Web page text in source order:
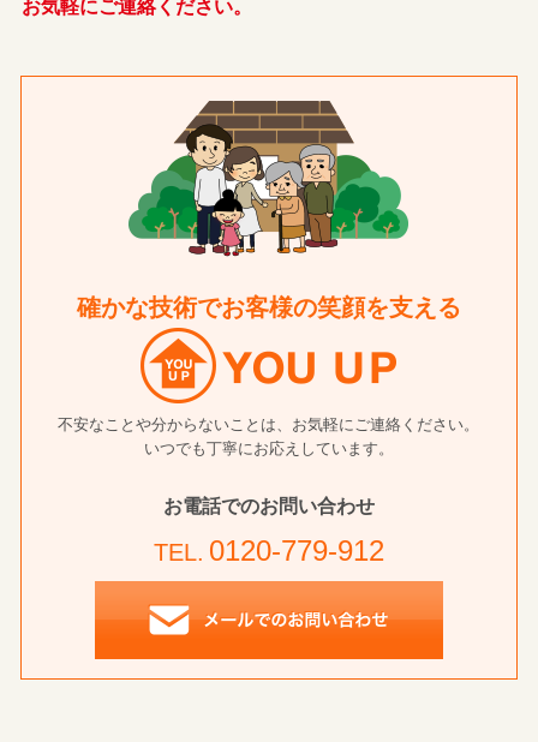
お気軽にご連絡ください。
確かな技術でお客様の笑顔を支える
不安なことや分からないことは、お気軽にご連絡ください。
いつでも丁寧にお応えしています。
お電話でのお問い合わせ
TEL. 0120-779-912